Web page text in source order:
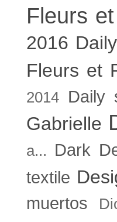
Fleurs
2016
Fleurs et
2014
Daily
Gabrielle
a... Dark
textile
muertos